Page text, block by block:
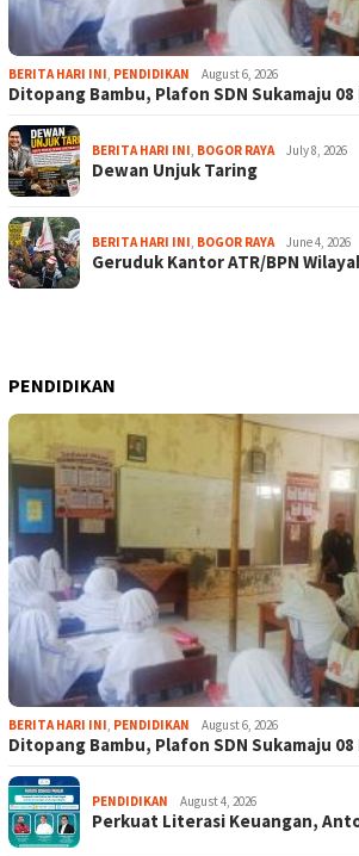
BERITA HARI INI, PENDIDIKAN August 6, 2026
Ditopang Bambu, Plafon SDN Sukamaju
BERITA HARI INI, BOGOR RAYA July 8, 2026
Dewan Unjuk Taring
BERITA HARI INI, BOGOR RAYA June 4, 2026
Geruduk Kantor ATR/BPN
PENDIDIKAN
BERITA HARI INI, PENDIDIKAN August 6, 2026
Ditopang Bambu, Plafon SDN Sukamaju
PENDIDIKAN August 4, 2026
Perkuat Literasi Keuangan,